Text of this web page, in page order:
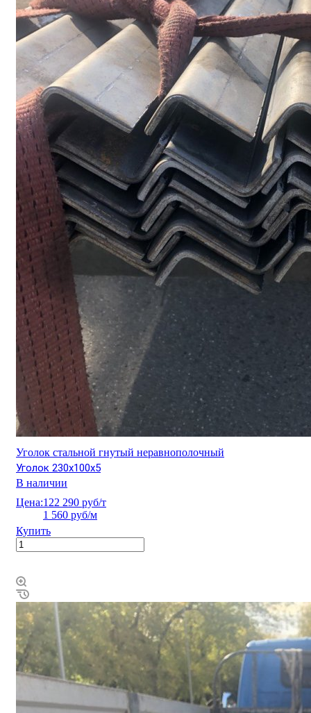
Уголок стальной гнутый неравнополочный
Уголок 230х100х5
В наличии
Цена:122 290 руб/т
1 560 руб/м
Купить